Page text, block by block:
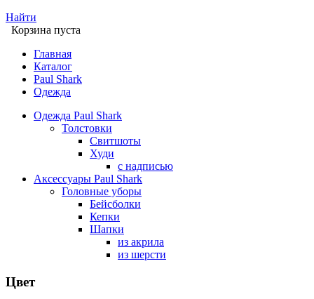
Найти
Корзина пуста
Главная
Каталог
Paul Shark
Одежда
Одежда Paul Shark
Толстовки
Свитшоты
Худи
с надписью
Аксессуары Paul Shark
Головные уборы
Бейсболки
Кепки
Шапки
из акрила
из шерсти
Цвет